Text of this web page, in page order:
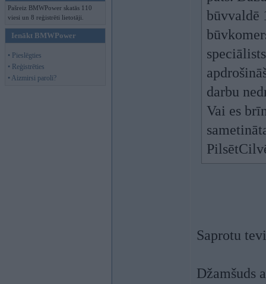
Pašreiz BMWPower skatās 110
viesi un 8 reģistrēti lietotāji.
Ienākt BMWPower
• Pieslēgties
• Reģistrēties
• Aizmirsi paroli?
būvvaldē
darbu
Vai es
Saprotu
Džamšuds